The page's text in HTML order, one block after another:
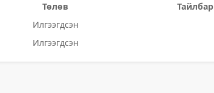
Төлөв
Тайлбар
Илгээгдсэн
Илгээгдсэн